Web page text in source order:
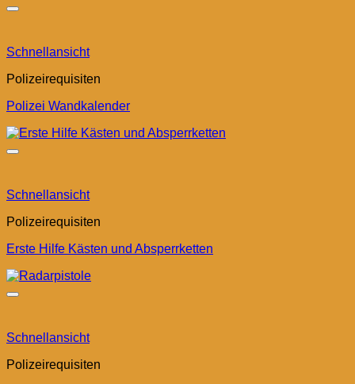
Schnellansicht
Polizeirequisiten
Polizei Wandkalender
Schnellansicht
Polizeirequisiten
Erste Hilfe Kästen und Absperrketten
Schnellansicht
Polizeirequisiten